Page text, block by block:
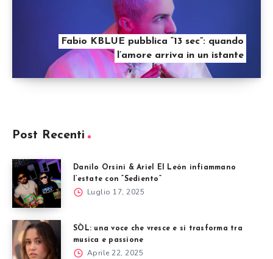
Fabio KBLUE pubblica “13 sec”: quando
l’amore arriva in un istante
Post Recenti
Danilo Orsini & Ariel El León infiammano
l’estate con “Sediento”
Luglio 17, 2025
SÒL: una voce che vresce e si trasforma tra
musica e passione
Aprile 22, 2025